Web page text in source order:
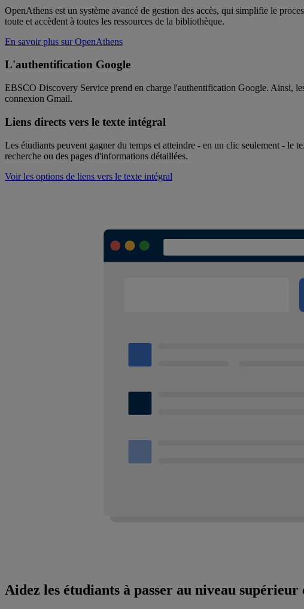
OpenAthens est un système avancé de gestion des accès, qui simplifie le
toute et accèdent à toutes les ressources de la bibliothèque.
En savoir plus sur OpenAthens
L'authentification Google
EBSCO Discovery Service prend en charge l'authentification Google. Ainsi,
connexion Gmail.
Liens directs vers le texte intégral
Les étudiants peuvent gagner du temps et atteindre - en un clic seulement -
recherche ou des pages d'informations détaillées.
Voir les options de liens vers le texte intégral
Aidez les étudiants à passer au niveau